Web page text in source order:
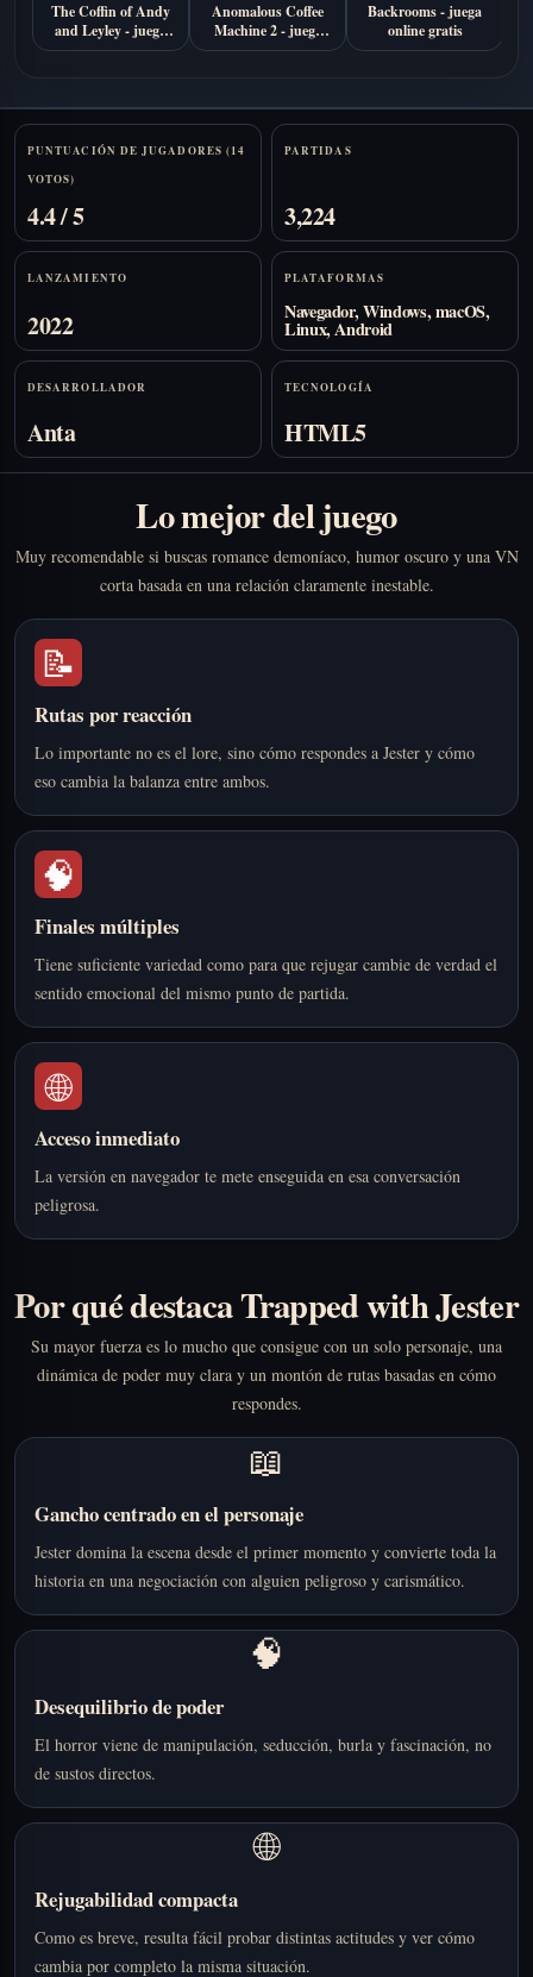
The Coffin of Andy
and Leyley - juega
online
Anomalous Coffee
Machine 2 - juega
online gratis
Backrooms - juega
online gratis
Stats
PUNTUACIÓN DE JUGADORES (14
VOTOS)
4.4 / 5
PARTIDAS
3,224
LANZAMIENTO
2022
PLATAFORMAS
Navegador, Windows, macOS,
Linux, Android
DESARROLLADOR
Anta
TECNOLOGÍA
HTML5
Lo mejor del juego
Muy recomendable si buscas romance demoníaco, humor oscuro y una VN
corta basada en una relación claramente inestable.
📝
Rutas por reacción
Lo importante no es el lore, sino cómo respondes a Jester y cómo
eso cambia la balanza entre ambos.
🧠
Finales múltiples
Tiene suficiente variedad como para que rejugar cambie de verdad el
sentido emocional del mismo punto de partida.
🌐
Acceso inmediato
La versión en navegador te mete enseguida en esa conversación
peligrosa.
Por qué destaca Trapped with Jester
Su mayor fuerza es lo mucho que consigue con un solo personaje, una
dinámica de poder muy clara y un montón de rutas basadas en cómo
respondes.
📖
Gancho centrado en el personaje
Jester domina la escena desde el primer momento y convierte toda la
historia en una negociación con alguien peligroso y carismático.
🧠
Desequilibrio de poder
El horror viene de manipulación, seducción, burla y fascinación, no
de sustos directos.
🌐
Rejugabilidad compacta
Como es breve, resulta fácil probar distintas actitudes y ver cómo
cambia por completo la misma situación.